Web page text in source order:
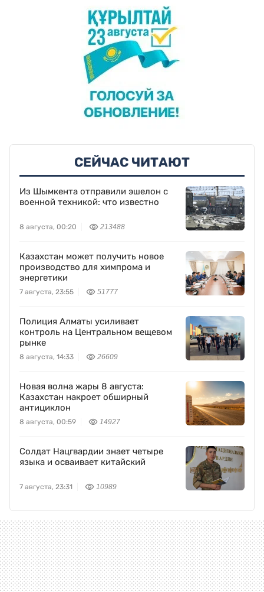
СЕЙЧАС ЧИТАЮТ
Из Шымкента отправили эшелон с
военной техникой: что известно
8 августа, 00:20 213488
Казахстан может получить новое
производство для химпрома и
энергетики
7 августа, 23:55 51777
Полиция Алматы усиливает
контроль на Центральном вещевом
рынке
8 августа, 14:33 26609
Новая волна жары 8 августа:
Казахстан накроет обширный
антициклон
8 августа, 00:59 14927
Солдат Нацгвардии знает четыре
языка и осваивает китайский
7 августа, 23:31 10989